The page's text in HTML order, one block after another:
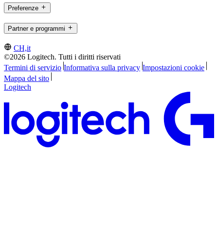
Preferenze
Partner e programmi
CH,it
©2026 Logitech. Tutti i diritti riservati
Termini di servizio Informativa sulla privacy Impostazioni cookie
Mappa del sito
Logitech